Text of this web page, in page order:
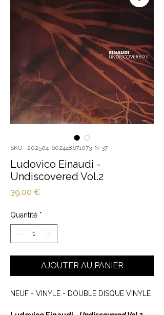
SKU : 202504-602448671073-N-37
Ludovico Einaudi -
Undiscovered Vol.2
39,00 €Prix
Quantité *
AJOUTER AU PANIER
NEUF - VINYLE - DOUBLE DISQUE VINYLE